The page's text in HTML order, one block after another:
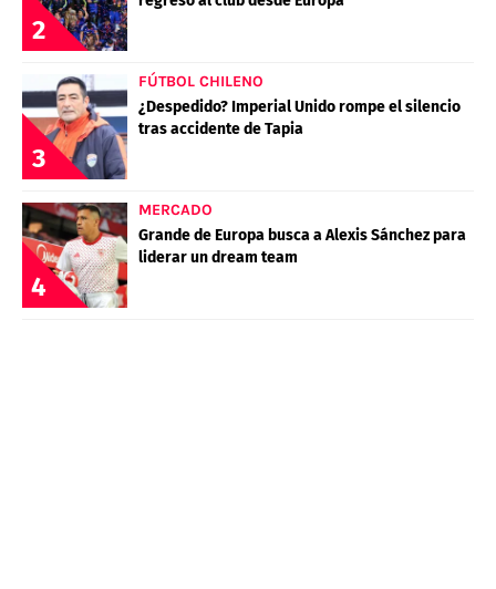
2
3
FÚTBOL CHILENO
¿Despedido? Imperial Unido rompe el silencio
tras accidente de Tapia
4
MERCADO
Grande de Europa busca a Alexis Sánchez para
liderar un dream team